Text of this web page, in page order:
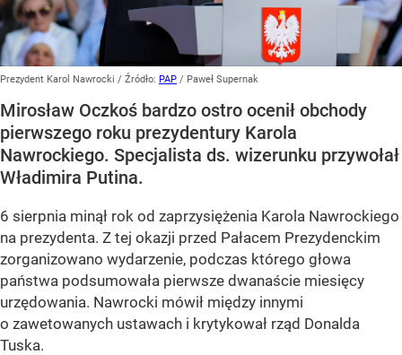
Prezydent Karol Nawrocki / Źródło: PAP / Paweł Supernak
Mirosław Oczkoś bardzo ostro ocenił obchody
pierwszego roku prezydentury Karola
Nawrockiego. Specjalista ds. wizerunku przywołał
Władimira Putina.
6 sierpnia minął rok od zaprzysiężenia Karola Nawrockiego
na prezydenta. Z tej okazji przed Pałacem Prezydenckim
zorganizowano wydarzenie, podczas którego głowa
państwa podsumowała pierwsze dwanaście miesięcy
urzędowania. Nawrocki mówił między innymi
o zawetowanych ustawach i krytykował rząd Donalda
Tuska.